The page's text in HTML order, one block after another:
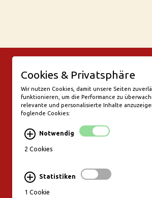
Friesenwall 58
50672 Köln
valentine@bar-rix.de
Di + Mi Weinproben
Do 17:00-23:00
Fr - Sa 17:00 - 01:00
Stornierungsbedingungen
Cookies & Privatsphäre
Wir nutzen Cookies, damit unsere Seiten
funktionieren, um die Performance zu
relevante und personalisierte Inhalte
foglende Cookies:
Notwendig
2 Cookies
Statistiken
1 Cookie